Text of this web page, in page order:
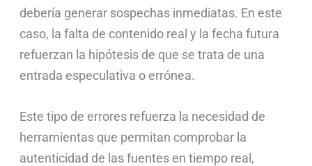
debería generar sospechas inmediatas. En este
caso, la falta de contenido real y la fecha futura
refuerzan la hipótesis de que se trata de una
entrada especulativa o errónea.
Este tipo de errores refuerza la necesidad de
herramientas que permitan comprobar la
autenticidad de las fuentes en tiempo real,